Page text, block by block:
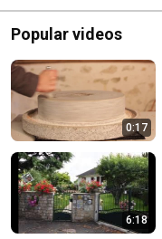
Popular videos
0:17
6:18